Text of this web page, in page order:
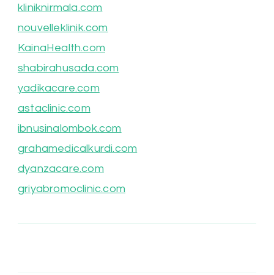
kliniknirmala.com
nouvelleklinik.com
KainaHealth.com
shabirahusada.com
yadikacare.com
astaclinic.com
ibnusinalombok.com
grahamedicalkurdi.com
dyanzacare.com
griyabromoclinic.com